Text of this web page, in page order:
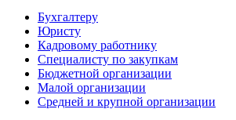
Бухгалтеру
Юристу
Кадровому работнику
Специалисту по закупкам
Бюджетной организации
Малой организации
Средней и крупной организации